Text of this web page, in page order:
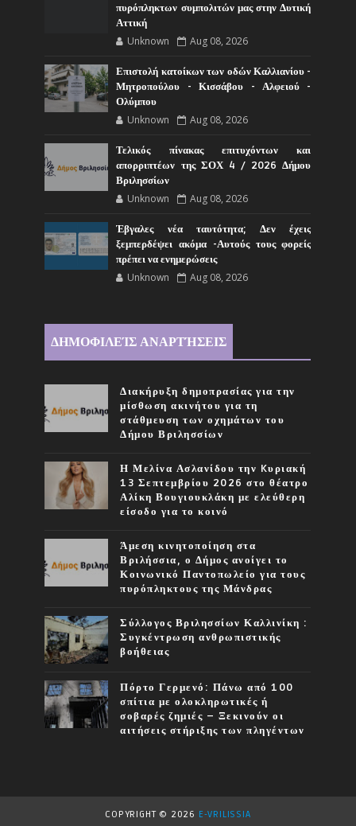
πυρόπληκτων συμπολιτών μας στην Δυτική
Αττική
Unknown Aug 08, 2026
Επιστολή κατοίκων των οδών Καλλιανίου -
Μητροπούλου - Κισσάβου - Αλφειού -
Ολύμπου
Unknown Aug 08, 2026
Τελικός πίνακας επιτυχόντων και
απορριπτέων της ΣΟΧ 4 / 2026 Δήμου
Βριλησσίων
Unknown Aug 08, 2026
Έβγαλες νέα ταυτότητα; Δεν έχεις
ξεμπερδέψει ακόμα -Αυτούς τους φορείς
πρέπει να ενημερώσεις
Unknown Aug 08, 2026
ΔΗΜΟΦΙΛΕΊΣ ΑΝΑΡΤΉΣΕΙΣ
Διακήρυξη δημοπρασίας για την
μίσθωση ακινήτου για τη
στάθμευση των οχημάτων του
Δήμου Βριλησσίων
Η Μελίνα Ασλανίδου την Kυριακή
13 Σεπτεμβρίου 2026 στο θέατρο
Αλίκη Βουγιουκλάκη με ελεύθερη
είσοδο για το κοινό
Άμεση κινητοποίηση στα
Βριλήσσια, ο Δήμος ανοίγει το
Κοινωνικό Παντοπωλείο για τους
πυρόπληκτους της Μάνδρας
Σύλλογος Βριλησσίων Καλλινίκη :
Συγκέντρωση ανθρωπιστικής
βοήθειας
Πόρτο Γερμενό: Πάνω από 100
σπίτια με ολοκληρωτικές ή
σοβαρές ζημιές – Ξεκινούν οι
αιτήσεις στήριξης των πληγέντων
COPYRIGHT © 2026 E-VRILISSIA